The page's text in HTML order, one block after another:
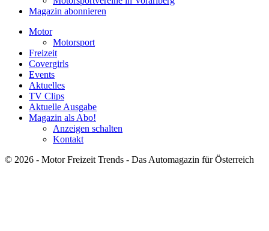
Magazin abonnieren
Motor
Motorsport
Freizeit
Covergirls
Events
Aktuelles
TV Clips
Aktuelle Ausgabe
Magazin als Abo!
Anzeigen schalten
Kontakt
© 2026 - Motor Freizeit Trends - Das Automagazin für Österreich